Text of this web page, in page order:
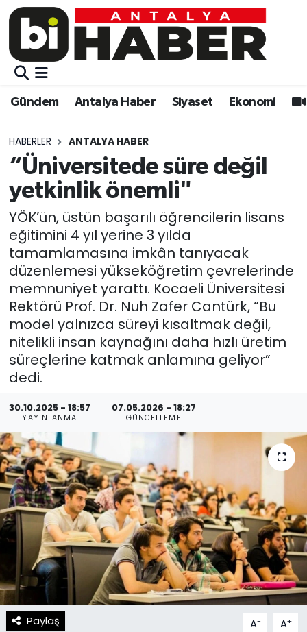
Gündem Antalya Haber Siyaset Ekonomi
HABERLER ANTALYA HABER
“Üniversitede süre değil
yetkinlik önemli"
YÖK’ün, üstün başarılı öğrencilerin lisans
eğitimini 4 yıl yerine 3 yılda
tamamlamasına imkân tanıyacak
düzenlemesi yükseköğretim çevrelerinde
memnuniyet yarattı. Kocaeli Üniversitesi
Rektörü Prof. Dr. Nuh Zafer Cantürk, “Bu
model yalnızca süreyi kısaltmak değil,
nitelikli insan kaynağını daha hızlı üretim
süreçlerine katmak anlamına geliyor”
dedi.
30.10.2025 - 18:57
YAYINLANMA
07.05.2026 - 18:27
GÜNCELLEME
Paylaş A- A+
Gündem
Siyaset
Ekonomi
Video
Eğitim
Kültür-sanat
Sağlık
Spor
Teknoloji
Resmi İlanlar
Gündem
Siyaset
Eğitim
Ekonomi
Kültür-sanat
Sağlık
Spor
Teknoloji
Yaşam
Künye
Gizlilik Sözleşmesi
İletişim
Muratpaşa Nöbetçi Eczaneler
Muratpaşa Trafik Yoğunluk Haritası
Süper Lig Puan Durumu ve Fikstür
Tüm Manşetler
Son Dakika Haberleri
Haber Arşivi